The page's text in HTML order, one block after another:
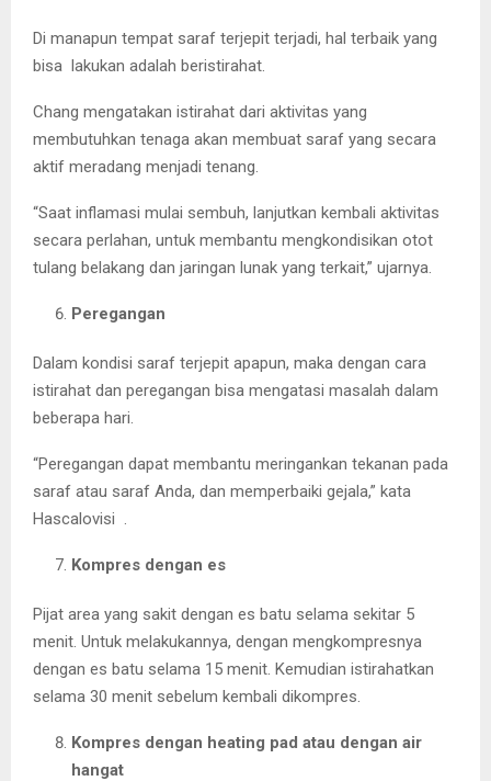
Di manapun tempat saraf terjepit terjadi, hal terbaik yang
bisa lakukan adalah beristirahat.
Chang mengatakan istirahat dari aktivitas yang
membutuhkan tenaga akan membuat saraf yang secara
aktif meradang menjadi tenang.
“Saat inflamasi mulai sembuh, lanjutkan kembali aktivitas
secara perlahan, untuk membantu mengkondisikan otot
tulang belakang dan jaringan lunak yang terkait,” ujarnya.
Peregangan
Dalam kondisi saraf terjepit apapun, maka dengan cara
istirahat dan peregangan bisa mengatasi masalah dalam
beberapa hari.
“Peregangan dapat membantu meringankan tekanan pada
saraf atau saraf Anda, dan memperbaiki gejala,” kata
Hascalovisi .
Kompres dengan es
Pijat area yang sakit dengan es batu selama sekitar 5
menit. Untuk melakukannya, dengan mengkompresnya
dengan es batu selama 15 menit. Kemudian istirahatkan
selama 30 menit sebelum kembali dikompres.
Kompres dengan heating pad atau dengan air
hangat